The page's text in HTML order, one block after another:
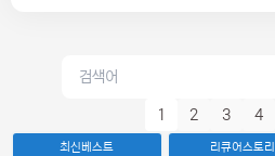
1 2 3 4
최신베스트 리큐어스토리